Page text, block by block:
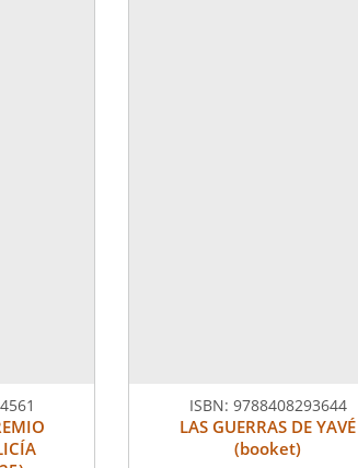
ISBN: 9788408293644
LAS GUERRAS DE YAVÉ
(booket)